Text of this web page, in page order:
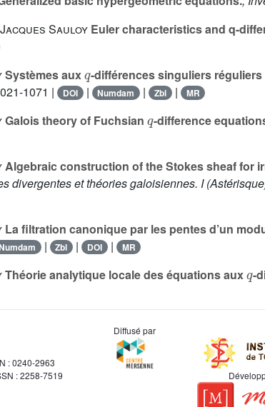
Sauloy Euler characteristics and q-
Systèmes aux -différences singuliers
1071 | DOI | Numdam | Zbl | MR
Galois theory of Fuchsian -difference
Algebraic construction of the Stokes sheaf for
divergentes et théories galoisiennes. I
La filtration canonique par les pentes d’un
| Zbl | DOI | MR
Théorie analytique locale des équations aux -
: 0240-2963
: 2258-7519
Diffusé par